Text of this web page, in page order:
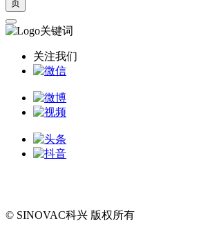
关注我们
© SINOVAC科兴 版权所有